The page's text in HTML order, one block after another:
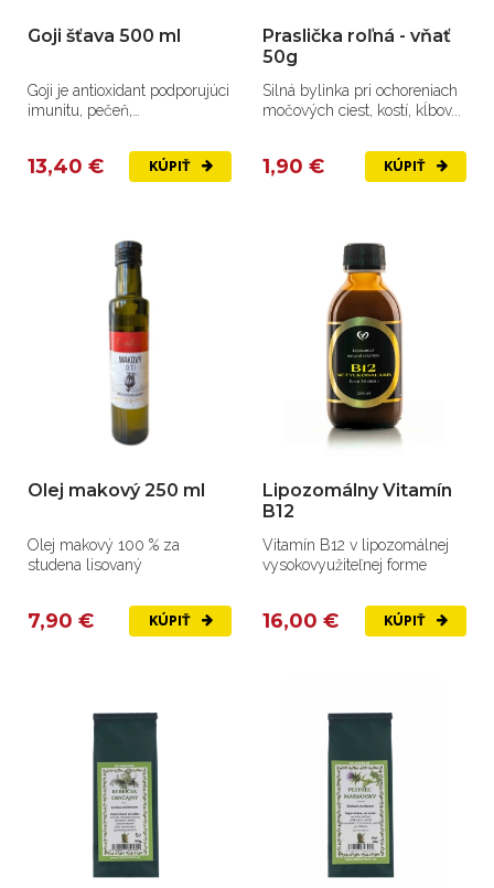
Goji šťava 500 ml
Goji je antioxidant podporujúci
imunitu, pečeň,
13,40 € KÚPIŤ
Praslička roľná - vňať
50g
Silná bylinka pri ochoreniach
močových ciest, kostí, kĺbov...
1,90 € KÚPIŤ
Olej makový 250 ml
Olej makový 100 % za
studena lisovaný
7,90 € KÚPIŤ
Lipozomálny Vitamín
B12
Vitamín B12 v lipozomálnej
vysokovyužiteľnej forme
16,00 € KÚPIŤ